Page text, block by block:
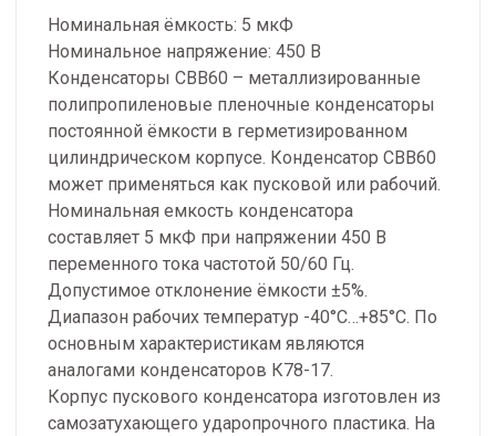
Номинальная ёмкость: 5 мкФ
Номинальное напряжение: 450 В
Конденсаторы CBB60 – металлизированные
полипропиленовые пленочные конденсаторы
постоянной ёмкости в герметизированном
цилиндрическом корпусе. Конденсатор CBB60
может применяться как пусковой или рабочий.
Номинальная емкость конденсатора
составляет 5 мкФ при напряжении 450 В
переменного тока частотой 50/60 Гц.
Допустимое отклонение ёмкости ±5%.
Диапазон рабочих температур -40°С…+85°С. По
основным характеристикам являются
аналогами конденсаторов К78-17.
Корпус пускового конденсатора изготовлен из
самозатухающего ударопрочного пластика. На